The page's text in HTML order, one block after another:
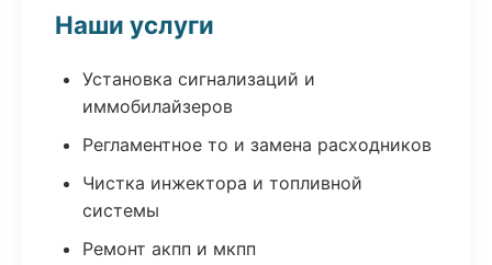
Наши услуги
Установка сигнализаций и
иммобилайзеров
Регламентное то и замена расходников
Чистка инжектора и топливной
системы
Ремонт акпп и мкпп